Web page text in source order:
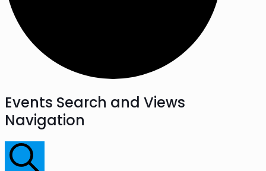
Events Search and Views
Navigation